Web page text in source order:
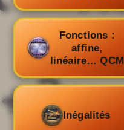
Fonctions :
affine,
linéaire… QCM
Inégalités